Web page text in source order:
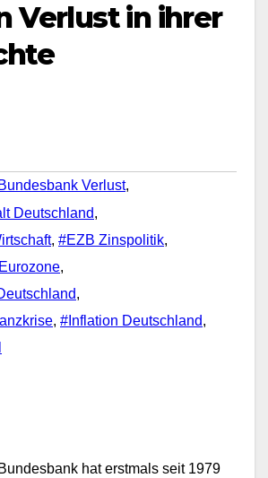
Verlust in ihrer
Verlust,
Deutschland,
, #EZB Zinspolitik,
,
,
, #Inflation Deutschland,
hat erstmals seit 1979